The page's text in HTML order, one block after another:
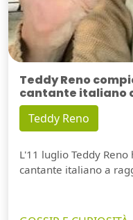
Teddy Reno
cantante italiano
Teddy Reno
L'11 luglio Teddy
cantante italiano a